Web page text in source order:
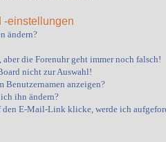
-einstellungen
ändern?
die Forenuhr geht immer noch falsch!
nicht zur Auswahl!
Benutzernamen anzeigen?
ihn ändern?
den E-Mail-Link klicke, werde ich